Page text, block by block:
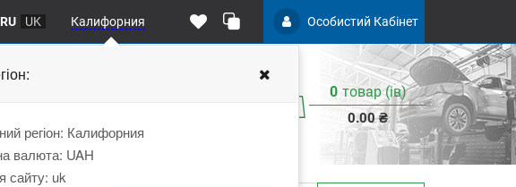
RU UK Калифорния
регіон: Калифорния
валюта: UAH
сайту: uk
Особистий Кабінет
0 товар (iв)
0.00 ₴